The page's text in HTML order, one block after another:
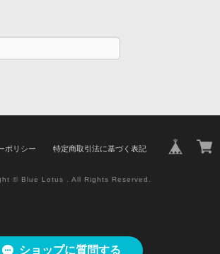
ポリシー 特定商取引法に基づく表記
© Blue Lotus . All Rights Reserved.
ショップに質問する